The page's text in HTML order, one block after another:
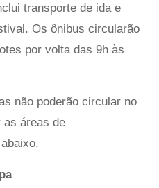
transporte de ida e
Os ônibus circularão
por volta das 9h às
não poderão circular no
áreas de